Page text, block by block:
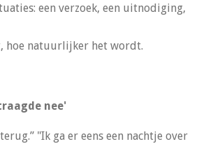
een verzoek, een uitnodiging,
hoe natuurlijker het wordt.
nee'
"Ik ga er eens een nachtje over